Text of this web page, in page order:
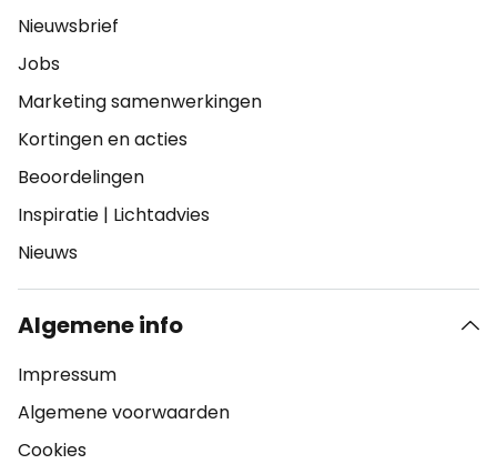
Nieuwsbrief
Jobs
Marketing samenwerkingen
Kortingen en acties
Beoordelingen
Inspiratie | Lichtadvies
Nieuws
Algemene info
Impressum
Algemene voorwaarden
Cookies